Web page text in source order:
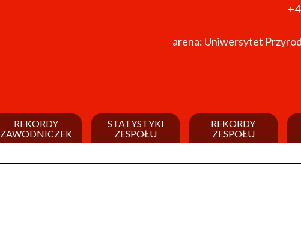
arena: Uniwersytet
REKORDY
ZAWODNICZEK
STATYSTYKI
ZESPOŁU
REKORDY
ZESPOŁU